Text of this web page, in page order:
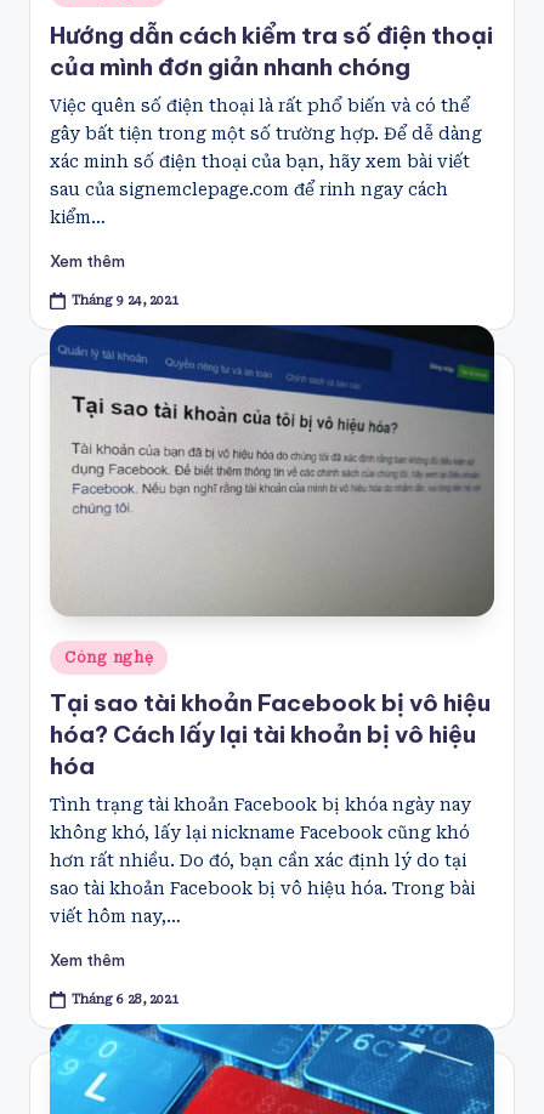
in
Hướng dẫn cách kiểm tra số điện thoại
của mình đơn giản nhanh chóng
Việc quên số điện thoại là rất phổ biến và có thể
gây bất tiện trong một số trường hợp. Để dễ dàng
xác minh số điện thoại của bạn, hãy xem bài viết
sau của signemclepage.com để rinh ngay cách
kiểm…
Xem thêm
Tháng 9 24, 2021
Posted
in
Công nghệ
Tại sao tài khoản Facebook bị vô hiệu
hóa? Cách lấy lại tài khoản bị vô hiệu
hóa
Tình trạng tài khoản Facebook bị khóa ngày nay
không khó, lấy lại nickname Facebook cũng khó
hơn rất nhiều. Do đó, bạn cần xác định lý do tại
sao tài khoản Facebook bị vô hiệu hóa. Trong bài
viết hôm nay,…
Xem thêm
Tháng 6 28, 2021